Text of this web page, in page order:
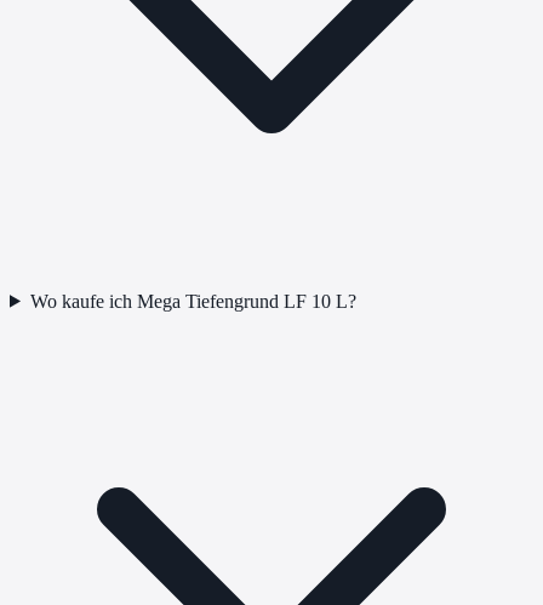
Wo kaufe ich Mega Tiefengrund LF 10 L?